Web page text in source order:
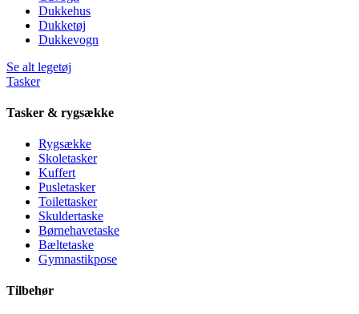
Dukkehus
Dukketøj
Dukkevogn
Se alt legetøj
Tasker
Tasker & rygsække
Rygsække
Skoletasker
Kuffert
Pusletasker
Toilettasker
Skuldertaske
Børnehavetaske
Bæltetaske
Gymnastikpose
Tilbehør